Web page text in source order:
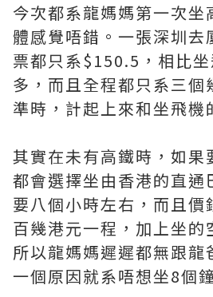
今次都系龍媽媽第一次坐
體感覺唔錯。一張深圳去
票都只系$150.5，相比
多，而且全程都只系三個
準時，計起上來和坐飛機
其實在未有高鐵時，如果
都會選擇坐由香港的直通
要八個小時左右，而且價
百幾港元一程，加上坐的
所以龍媽媽遲遲都無跟龍
一個原因就系唔想坐8個